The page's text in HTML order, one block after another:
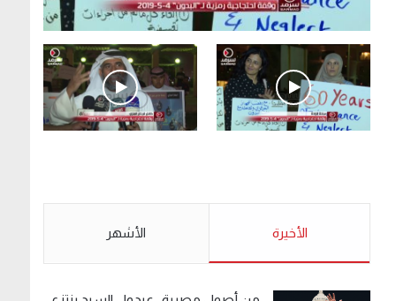
.وقفة احتجاجية رمزية لـ”#البدون” في ساحة الإرادة
الأحد 5 مايو 2019
مخدرات يعني ولا خمر؟!.
الأخيرة الأشهر